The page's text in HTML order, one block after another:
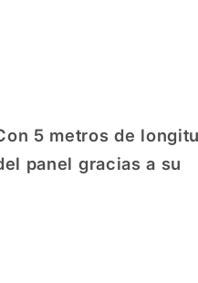
5 metros de
panel gracias a su